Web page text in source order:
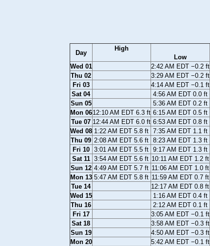
Day
High
Low
Wed 01
2:42 AM EDT −0.2 ft
Thu 02
3:29 AM EDT −0.2 ft
Fri 03
4:14 AM EDT −0.1 ft
Sat 04
4:56 AM EDT 0.0 ft
Sun 05
5:36 AM EDT 0.2 ft
Mon 0612:10 AM EDT 6.3 ft 6:15 AM EDT 0.5 ft
Tue 07 12:44 AM EDT 6.0 ft 6:53 AM EDT 0.8 ft
Wed 08 1:22 AM EDT 5.8 ft 7:35 AM EDT 1.1 ft
Thu 09 2:08 AM EDT 5.6 ft 8:23 AM EDT 1.3 ft
Fri 10
3:01 AM EDT 5.5 ft 9:17 AM EDT 1.3 ft
Sat 11 3:54 AM EDT 5.6 ft 10:11 AM EDT 1.2 ft
Sun 12 4:49 AM EDT 5.7 ft 11:06 AM EDT 1.0 ft
Mon 13 5:47 AM EDT 5.8 ft 11:59 AM EDT 0.7 ft
Tue 14
12:17 AM EDT 0.8 ft
Wed 15
1:16 AM EDT 0.4 ft
Thu 16
2:12 AM EDT 0.1 ft
Fri 17
3:05 AM EDT −0.1 ft
Sat 18
3:58 AM EDT −0.3 ft
Sun 19
4:50 AM EDT −0.3 ft
Mon 20
5:42 AM EDT −0.1 ft